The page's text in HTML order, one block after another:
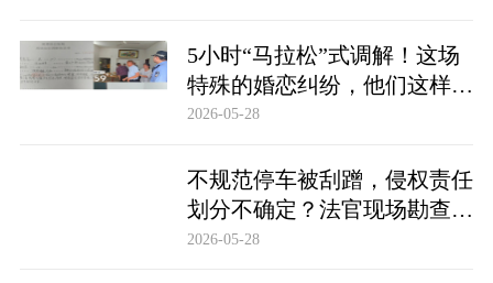
5小时“马拉松”式调解！这场
特殊的婚恋纠纷，他们这样化
解……
2026-05-28
不规范停车被刮蹭，侵权责任
划分不确定？法官现场勘查定
争纷
2026-05-28